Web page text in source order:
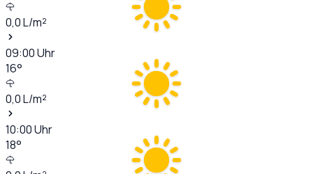
0,0L/m²
09:00Uhr
16°
0,0L/m²
10:00Uhr
18°